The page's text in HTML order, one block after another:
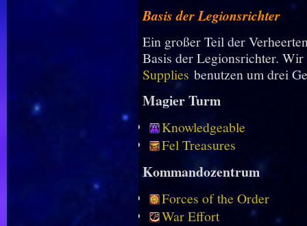
Basis der Legionsrichter
Ein großer Teil der
Basis der Legionsrichter.
Supplies benutzen um drei
Magier Turm
Knowledgeable
Fel Treasures
Kommandozentrum
Forces of the Order
War Effort